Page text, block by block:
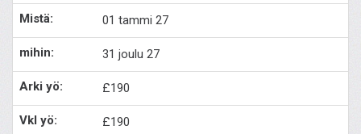
01 tammi 27
31 joulu 27
£190
£190